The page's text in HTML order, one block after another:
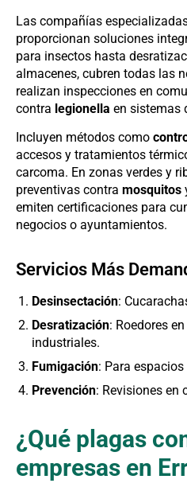
Las compañías
proporcionan soluciones
para insectos hasta
almacenes, cubren todas las
realizan inspecciones en
contra legionella en sistemas
Incluyen métodos como
accesos y tratamientos
carcoma. En zonas verdes y
preventivas contra mosquitos
emiten certificaciones para
negocios o ayuntamientos.
Servicios Más
Desinsectación:
Desratización: Roedores
industriales.
Fumigación: Para
Prevención: Revisiones en
¿Qué plagas
empresas en